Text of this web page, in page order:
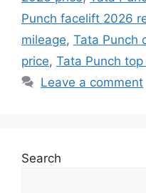
Punch facelift 2026
mileage, Tata Punch
price, Tata Punch
Leave a comment
Search